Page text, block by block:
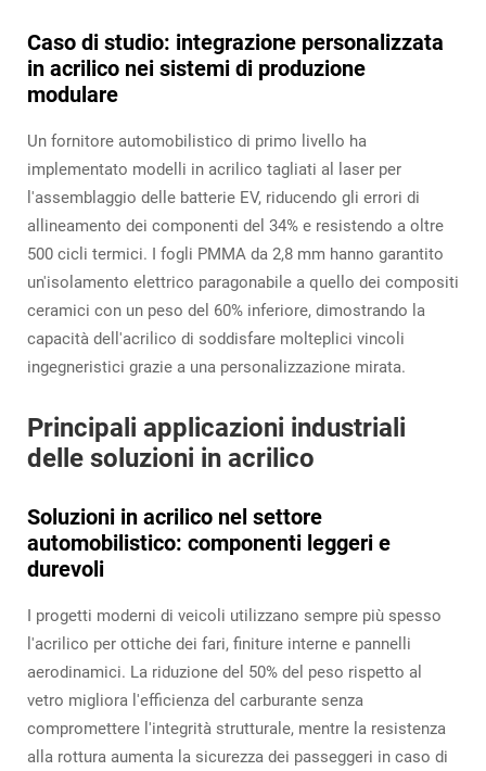
Caso di studio: integrazione personalizzata
in acrilico nei sistemi di produzione
modulare
Un fornitore automobilistico di primo livello ha
implementato modelli in acrilico tagliati al laser per
l'assemblaggio delle batterie EV, riducendo gli errori di
allineamento dei componenti del 34% e resistendo a oltre
500 cicli termici. I fogli PMMA da 2,8 mm hanno garantito
un'isolamento elettrico paragonabile a quello dei compositi
ceramici con un peso del 60% inferiore, dimostrando la
capacità dell'acrilico di soddisfare molteplici vincoli
ingegneristici grazie a una personalizzazione mirata.
Principali applicazioni industriali
delle soluzioni in acrilico
Soluzioni in acrilico nel settore
automobilistico: componenti leggeri e
durevoli
I progetti moderni di veicoli utilizzano sempre più spesso
l'acrilico per ottiche dei fari, finiture interne e pannelli
aerodinamici. La riduzione del 50% del peso rispetto al
vetro migliora l'efficienza del carburante senza
compromettere l'integrità strutturale, mentre la resistenza
alla rottura aumenta la sicurezza dei passeggeri in caso di